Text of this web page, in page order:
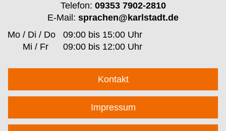
Telefon: 09353 7902-2810
E-Mail: sprachen@karlstadt.de
Mo / Di / Do 09:00 bis 15:00 Uhr
Mi / Fr
09:00 bis 12:00 Uhr
Kontakt
Impressum